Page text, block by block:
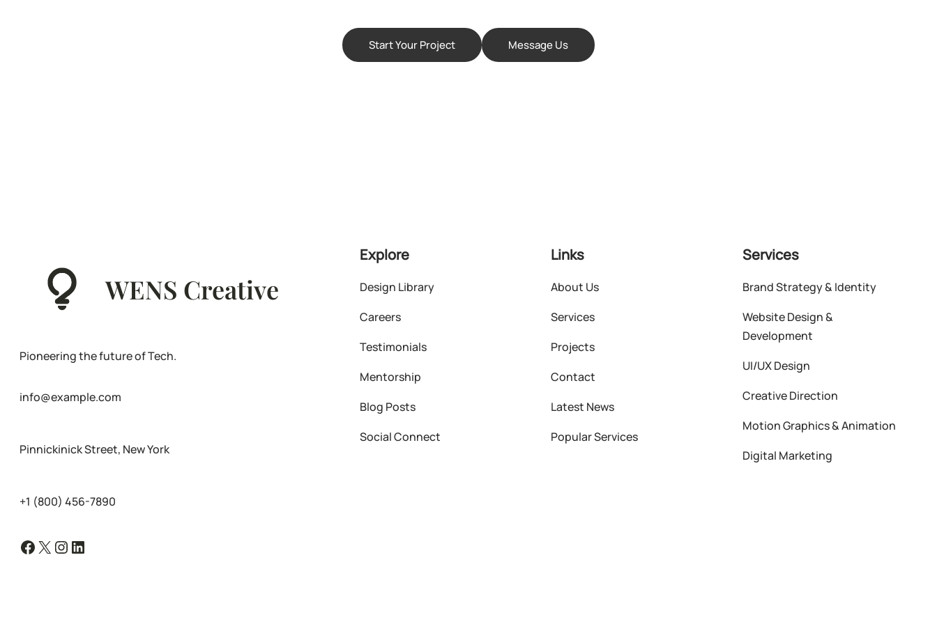
Start Your Project Message Us
WENS Creative
Pioneering the future of Tech.
info@example.com
Pinnickinick Street, New York
+1 (800) 456-7890
Facebook X Instagram LinkedIn
Explore
Design Library
Careers
Testimonials
Mentorship
Blog Posts
Social Connect
Links
About Us
Services
Projects
Contact
Latest News
Popular Services
Services
Brand Strategy & Identity
Website Design &
Development
UI/UX Design
Creative Direction
Motion Graphics & Animation
Digital Marketing